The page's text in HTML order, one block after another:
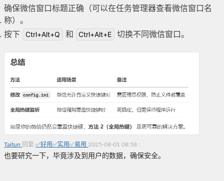
确保微信窗口标题正确（可以在任务管理器查看微信窗口名
称）。
按下
Ctrl+Alt+Q 和 Ctrl+Alt+E 切换不同微信窗口。
Taitun 回复 ✅好用✅实用✅易用 2025-08-01 08:58 :
也要研究一下，毕竟涉及到用户的数据，确保安全。